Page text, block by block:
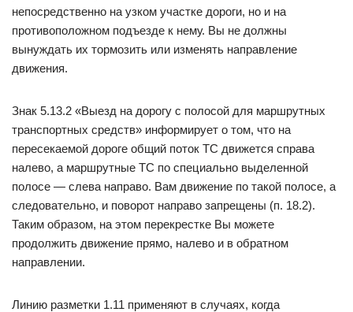
непосредственно на узком участке дороги, но и на
противоположном подъезде к нему. Вы не должны
вынуждать их тормозить или изменять направление
движения.
Знак 5.13.2 «Выезд на дорогу с полосой для маршрутных
транспортных средств» информирует о том, что на
пересекаемой дороге общий поток ТС движется справа
налево, а маршрутные ТС по специально выделенной
полосе — слева направо. Вам движение по такой полосе, а
следовательно, и поворот направо запрещены (п. 18.2).
Таким образом, на этом перекрестке Вы можете
продолжить движение прямо, налево и в обратном
направлении.
Линию разметки 1.11 применяют в случаях, когда